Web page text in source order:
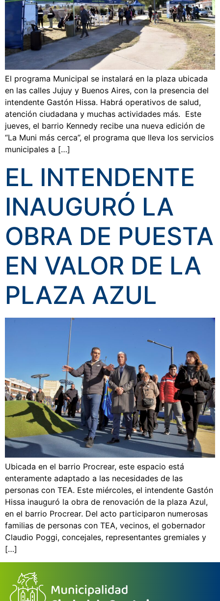
El programa Municipal se instalará en la plaza ubicada
en las calles Jujuy y Buenos Aires, con la presencia del
intendente Gastón Hissa. Habrá operativos de salud,
atención ciudadana y muchas actividades más. Este
jueves, el barrio Kennedy recibe una nueva edición de
“La Muni más cerca”, el programa que lleva los servicios
municipales a […]
EL INTENDENTE
INAUGURÓ LA
OBRA DE PUESTA
EN VALOR DE LA
PLAZA AZUL
Ubicada en el barrio Procrear, este espacio está
enteramente adaptado a las necesidades de las
personas con TEA. Este miércoles, el intendente Gastón
Hissa inauguró la obra de renovación de la plaza Azul,
en el barrio Procrear. Del acto participaron numerosas
familias de personas con TEA, vecinos, el gobernador
Claudio Poggi, concejales, representantes gremiales y
[…]